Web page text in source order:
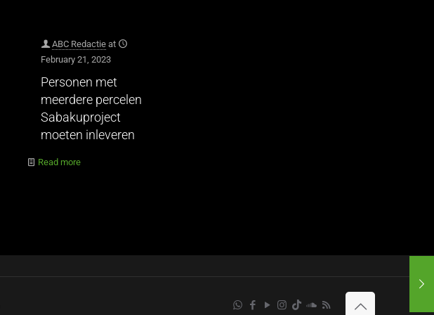
ABC Redactie at
February 21, 2023
Personen met
meerdere percelen
Sabakuproject
moeten inleveren
Read more